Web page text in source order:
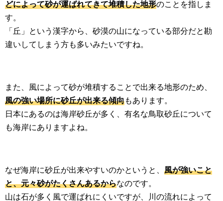
どによって砂が運ばれてきて堆積した地形のことを指しま
す。
「丘」という漢字から、砂漠の山になっている部分だと勘
違いしてしまう方も多いみたいですね。
また、風によって砂が堆積することで出来る地形のため、
風の強い場所に砂丘が出来る傾向もあります。
日本にあるのは海岸砂丘が多く、有名な鳥取砂丘について
も海岸にありますよね。
なぜ海岸に砂丘が出来やすいのかというと、 風が強いこと
と、元々砂がたくさんあるからなのです。
山は石が多く風で運ばれにくいですが、川の流れによって